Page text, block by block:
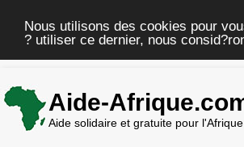
Nous utilisons des cookies pour
? utiliser ce dernier, nous
Aide-
Aide solidaire et gratuite pour